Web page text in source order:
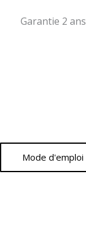
Garantie 2 ans
Mode d'emploi